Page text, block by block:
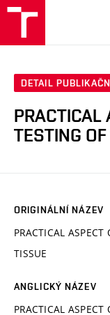
DETAIL
PRACTICAL
TESTING
ORIGINÁLNÍ NÁZEV
PRACTICAL
TISSUE
ANGLICKÝ NÁZEV
PRACTICAL